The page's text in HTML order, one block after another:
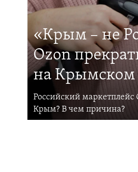
«Крым – не
Ozon
на Крымском
Российский маркетплейс
Крым? В чем причина?